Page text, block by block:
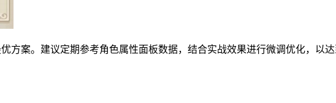
案。建议定期参考角色属性面板数据，结合实战效果进行微调优化，以达